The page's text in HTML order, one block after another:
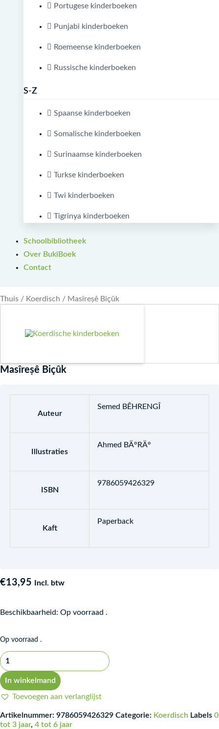
Portugese kinderboeken
Punjabi kinderboeken
Roemeense kinderboeken
Russische kinderboeken
S-Z
Spaanse kinderboeken
Somalische kinderboeken
Surinaamse kinderboeken
Turkse kinderboeken
Twi kinderboeken
Tigrinya kinderboeken
Schoolbibliotheek
Over BukiBoek
Contact
Thuis / Koerdisch / Masîreșê Biçûk
Masîreșê Biçûk
Auteur
Semed BÊHRENGÎ
Illustraties
Ahmed BÄ°RÄ°
ISBN
9786059426329
Kaft
Paperback
€13,95 Incl. btw
Beschikbaarheid: Op voorraad .
Op voorraad .
In winkelmand
Toevoegen aan verlanglijst
Artikelnummer: 9786059426329 Categorie: Koerdisch Labels 0
tot 3 jaar, 4 tot 6 jaar